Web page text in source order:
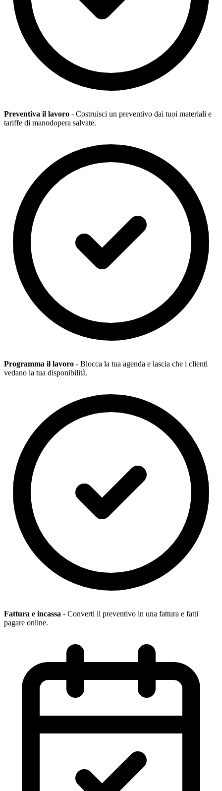
Preventiva il lavoro - Costruisci un preventivo dai tuoi materiali e
tariffe di manodopera salvate.
Programma il lavoro - Blocca la tua agenda e lascia che i clienti
vedano la tua disponibilità.
Fattura e incassa - Converti il preventivo in una fattura e fatti
pagare online.